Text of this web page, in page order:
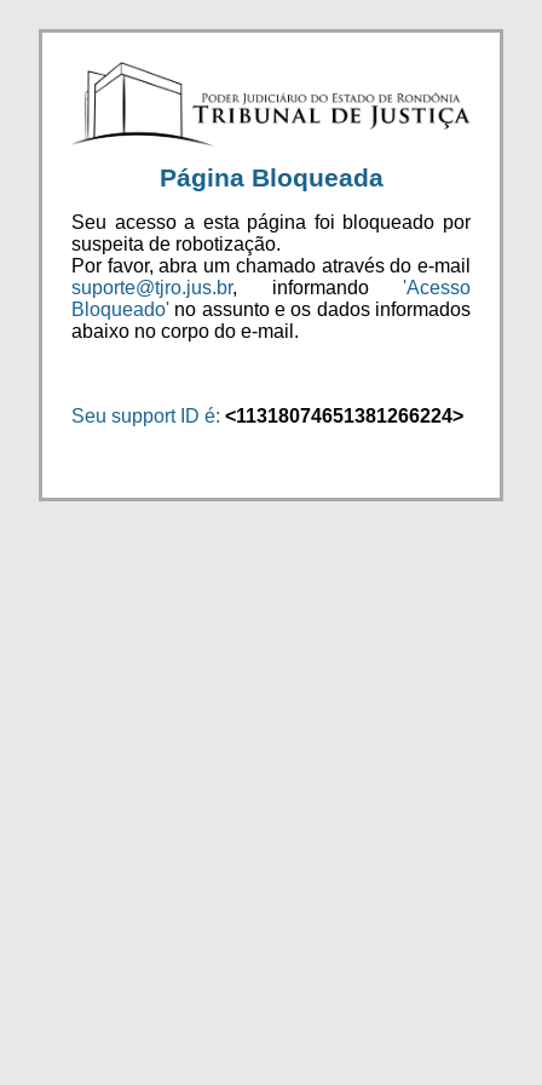
Página Bloqueada
Seu acesso a esta página foi bloqueado por
suspeita de robotização.
Por favor, abra um chamado através do e-mail
suporte@tjro.jus.br, informando 'Acesso
Bloqueado' no assunto e os dados informados
abaixo no corpo do e-mail.
Seu support ID é: <11318074651381266224>